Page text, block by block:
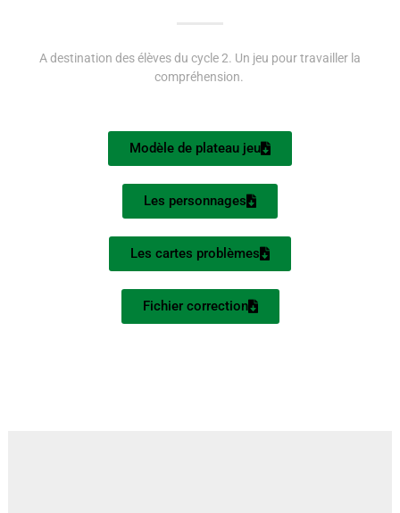
A destination des élèves du cycle 2. Un jeu pour travailler la
compréhension.
Modèle de plateau jeu
Les personnages
Les cartes problèmes
Fichier correction